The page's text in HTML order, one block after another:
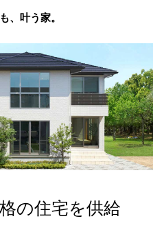
、叶う家。
の住宅を供給